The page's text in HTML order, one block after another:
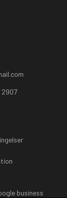
2907
business